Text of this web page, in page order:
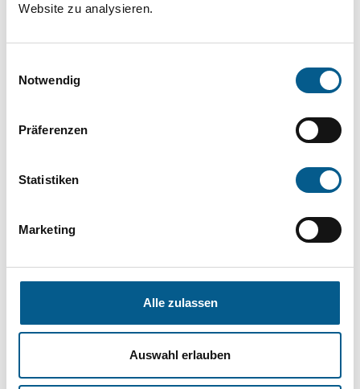
Website zu analysieren.
Notwendig
Präferenzen
Statistiken
Marketing
Alle zulassen
Auswahl erlauben
beachten.
können durch die Wahl von Bereichen oder
Bereiche: Stiftungen
Themen: Sonstige
Themen: Wohlfahrtswesen
Themen: Natur- & Umweltschutz
Themen: Kunst & Kultur
Stiftungstyp: Lokal tätige Stiftung